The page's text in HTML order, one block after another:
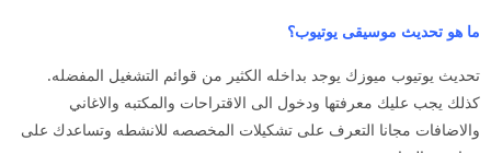
ما هو تحديث موسيقى يوتيوب؟
تحديث يوتيوب ميوزك يوجد بداخله الكثير من قوائم التشغيل المفضله.
كذلك يجب عليك معرفتها ودخول الى الاقتراحات والمكتبه والاغاني
والاضافات مجانا التعرف على تشكيلات المخصصه للانشطه وتساعدك على